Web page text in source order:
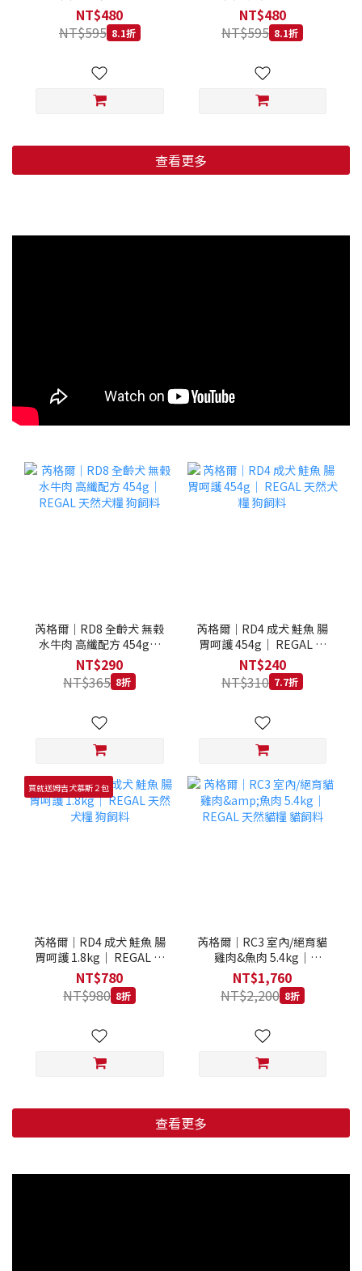
低穀鱈魚甜橙 小顆粒 800G
NT$480
NT$595 8.1折
羊肉藍莓 小顆粒 800G
NT$480
NT$595 8.1折
查看更多
芮格爾｜RD8 全齡犬 無榖
水牛肉 高纖配方 454g｜
REGAL 天然犬糧 狗飼料
NT$290
NT$365 8折
芮格爾｜RD4 成犬 鮭魚 腸
胃呵護 454g｜ REGAL 天
然犬糧 狗飼料
NT$240
NT$310 7.7折
買就送姆吉犬慕斯２包
芮格爾｜RD4 成犬 鮭魚 腸
胃呵護 1.8kg｜ REGAL 天
然犬糧 狗飼料
NT$780
NT$980 8折
芮格爾｜RC3 室內/絕育貓
雞肉&魚肉 5.4kg｜
REGAL 天然貓糧 貓飼料
NT$1,760
NT$2,200 8折
查看更多